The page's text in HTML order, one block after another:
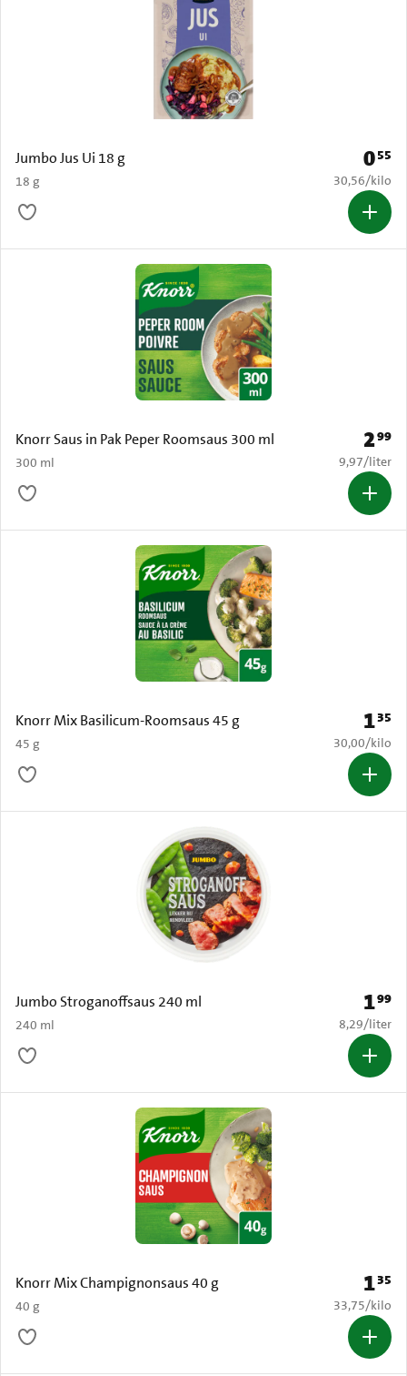
Jumbo Jus Ui 18 g
18 g
Prijs:
055
€ 30,56 per
30,56/kilo
Knorr Saus in Pak Peper Roomsaus 300 ml
300 ml
Prijs:
299
€ 9,97 per
9,97/liter
Knorr Mix Basilicum-Roomsaus 45 g
45 g
Prijs:
135
€ 30,00 per
30,00/kilo
Jumbo Stroganoffsaus 240 ml
240 ml
Prijs:
199
€ 8,29 per
8,29/liter
Knorr Mix Champignonsaus 40 g
40 g
Prijs:
135
€ 33,75 per
33,75/kilo